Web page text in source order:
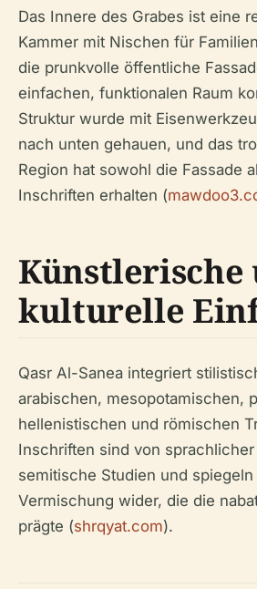
Das Innere des Grabes ist eine
Kammer mit Nischen für
die prunkvolle öffentliche
einfachen, funktionalen Raum
Struktur wurde mit
nach unten gehauen, und das
Region hat sowohl die Fassade
Inschriften erhalten (
Künstlerische
kulturelle
Qasr Al-Sanea integriert
arabischen, mesopotamischen,
hellenistischen und römischen
Inschriften sind von
semitische Studien und
Vermischung wider, die die
prägte (shrqyat.com).